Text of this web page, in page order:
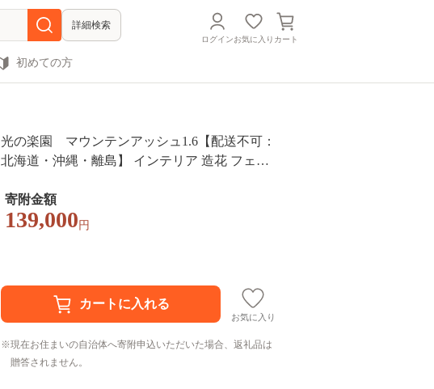
詳細検索
ログインお気に入り カート
初めての方
光の楽園 マウンテンアッシュ1.6【配送不可：
北海道・沖縄・離島】 インテリア 造花 フェイ
寄附金額
139,000 円
お気に入り
現在お住まいの自治体へ寄附申込いただいた場合、返礼品は
贈答されません。